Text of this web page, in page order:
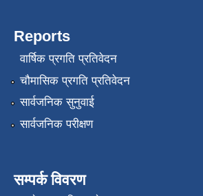
Reports
वार्षिक प्रगति प्रतिवेदन
चौमासिक प्रगति प्रतिवेदन
सार्वजनिक सुनुवाई
सार्वजनिक परीक्षण
सम्पर्क विवरण